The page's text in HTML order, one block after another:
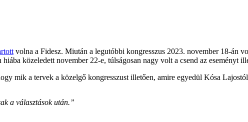
volna a Fidesz. Miután a legutóbbi kongresszus 2023. november 18-án
közeledett november 22-e, túlságosan nagy volt a csend az eseményt
mik a tervek a közelgő kongresszust illetően, amire egyedül Kósa
a választások után.”